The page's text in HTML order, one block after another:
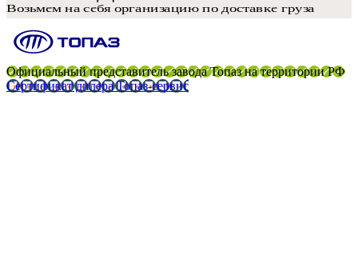
Официальный представитель завода Топаз на территории РФ
Сертификат дилера Топаз-сервис